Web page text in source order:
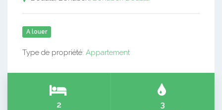
A louer
Type de propriété: Appartement
2 3